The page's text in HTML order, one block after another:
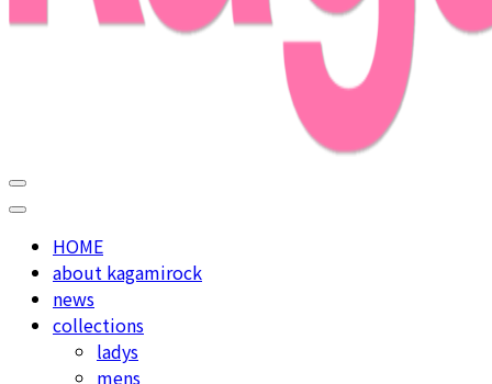
kagamirock
used select shop in nakameguro
HOME
about kagamirock
news
collections
ladys
mens